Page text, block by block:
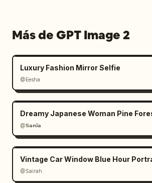
Más de GPT Image 2
Luxury Fashion Mirror Selfie
@Eesha
Dreamy Japanese Woman Pine
@𝗦𝗮𝗻𝗶𝗮
Vintage Car Window Blue Hour
@Sairah